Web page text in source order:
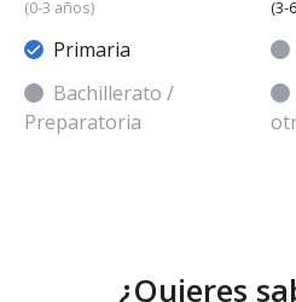
(0-3 años) (3-
Primaria
Bachillerato /
Preparatoria
¿Quieres